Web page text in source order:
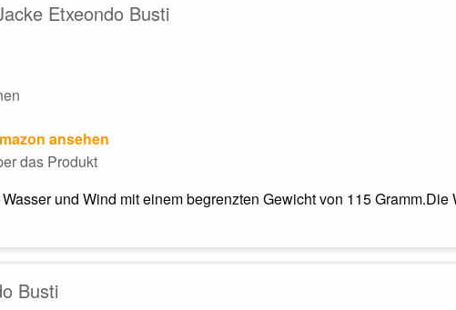
Etxeondo Busti
ansehen
das Produkt
und Wind mit einem begrenzten Gewicht von 115
Busti